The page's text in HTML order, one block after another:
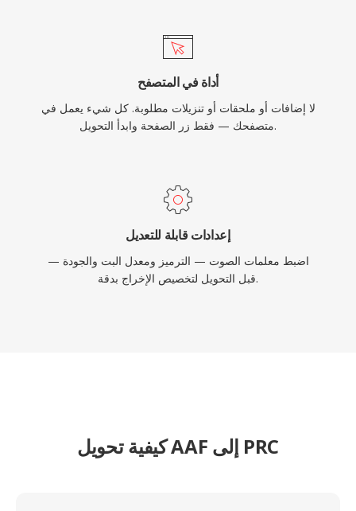
أداة في المتصفح
لا إضافات أو ملحقات أو تنزيلات مطلوبة. كل شيء يعمل في
متصفحك — فقط زر الصفحة وابدأ التحويل.
إعدادات قابلة للتعديل
اضبط معلمات الصوت — الترميز ومعدل البت والجودة —
قبل التحويل لتخصيص الإخراج بدقة.
كيفية تحويل AAF إلى PRC